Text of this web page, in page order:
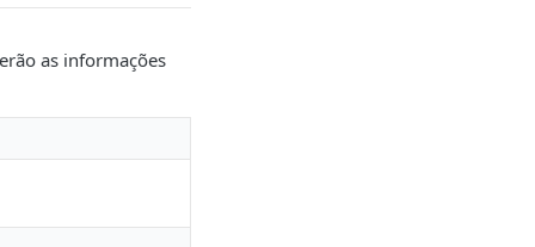
as informações